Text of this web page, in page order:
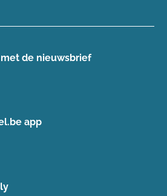
de nieuwsbrief
app